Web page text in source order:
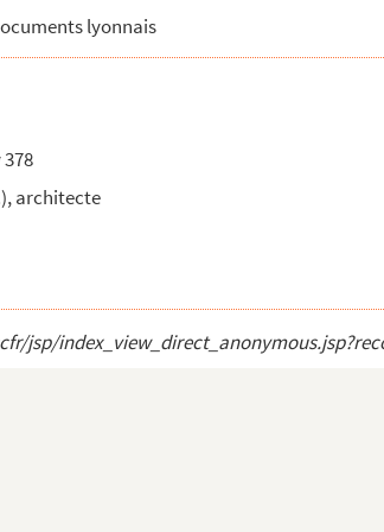
de Lyon
lyonnais
architecte
jsp/